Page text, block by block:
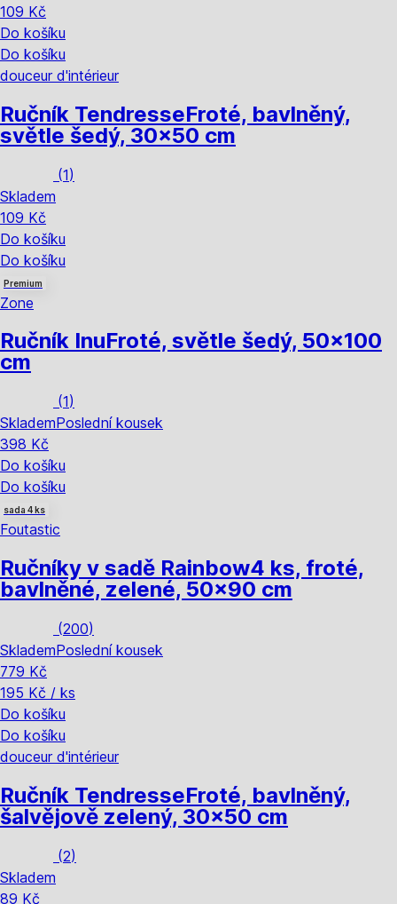
109 Kč
Do košíku
Do košíku
douceur d'intérieur
Ručník TendresseFroté, bavlněný,
světle šedý, 30x50 cm
(1)
Skladem
109 Kč
Do košíku
Do košíku
Premium
Zone
Ručník InuFroté, světle šedý, 50x100
cm
(1)
SklademPoslední kousek
398 Kč
Do košíku
Do košíku
sada 4 ks
Foutastic
Ručníky v sadě Rainbow4 ks, froté,
bavlněné, zelené, 50x90 cm
(200)
SklademPoslední kousek
779 Kč
195 Kč / ks
Do košíku
Do košíku
douceur d'intérieur
Ručník TendresseFroté, bavlněný,
šalvějově zelený, 30x50 cm
(2)
Skladem
89 Kč